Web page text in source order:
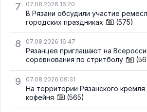
7 07.08.2026 16:20
В Рязани обсудили участие
городских праздниках
(575)
8 07.08.2026 16:47
Рязанцев приглашают на
соревнования по стритболу
9 07.08.2026 09:31
На территории Рязанского
кофейня
(565)